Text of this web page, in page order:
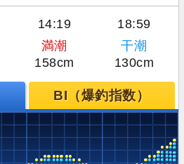
14:19 18:59
満潮
干潮
158cm 130cm
BI（爆釣指数）